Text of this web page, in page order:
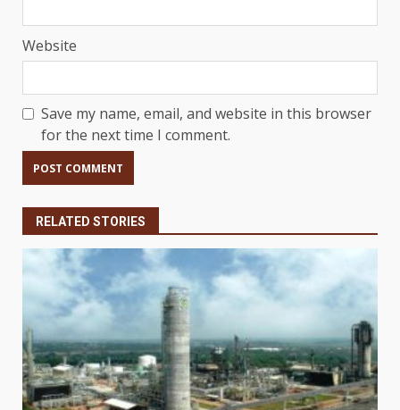
Website
Save my name, email, and website in this browser
for the next time I comment.
RELATED STORIES